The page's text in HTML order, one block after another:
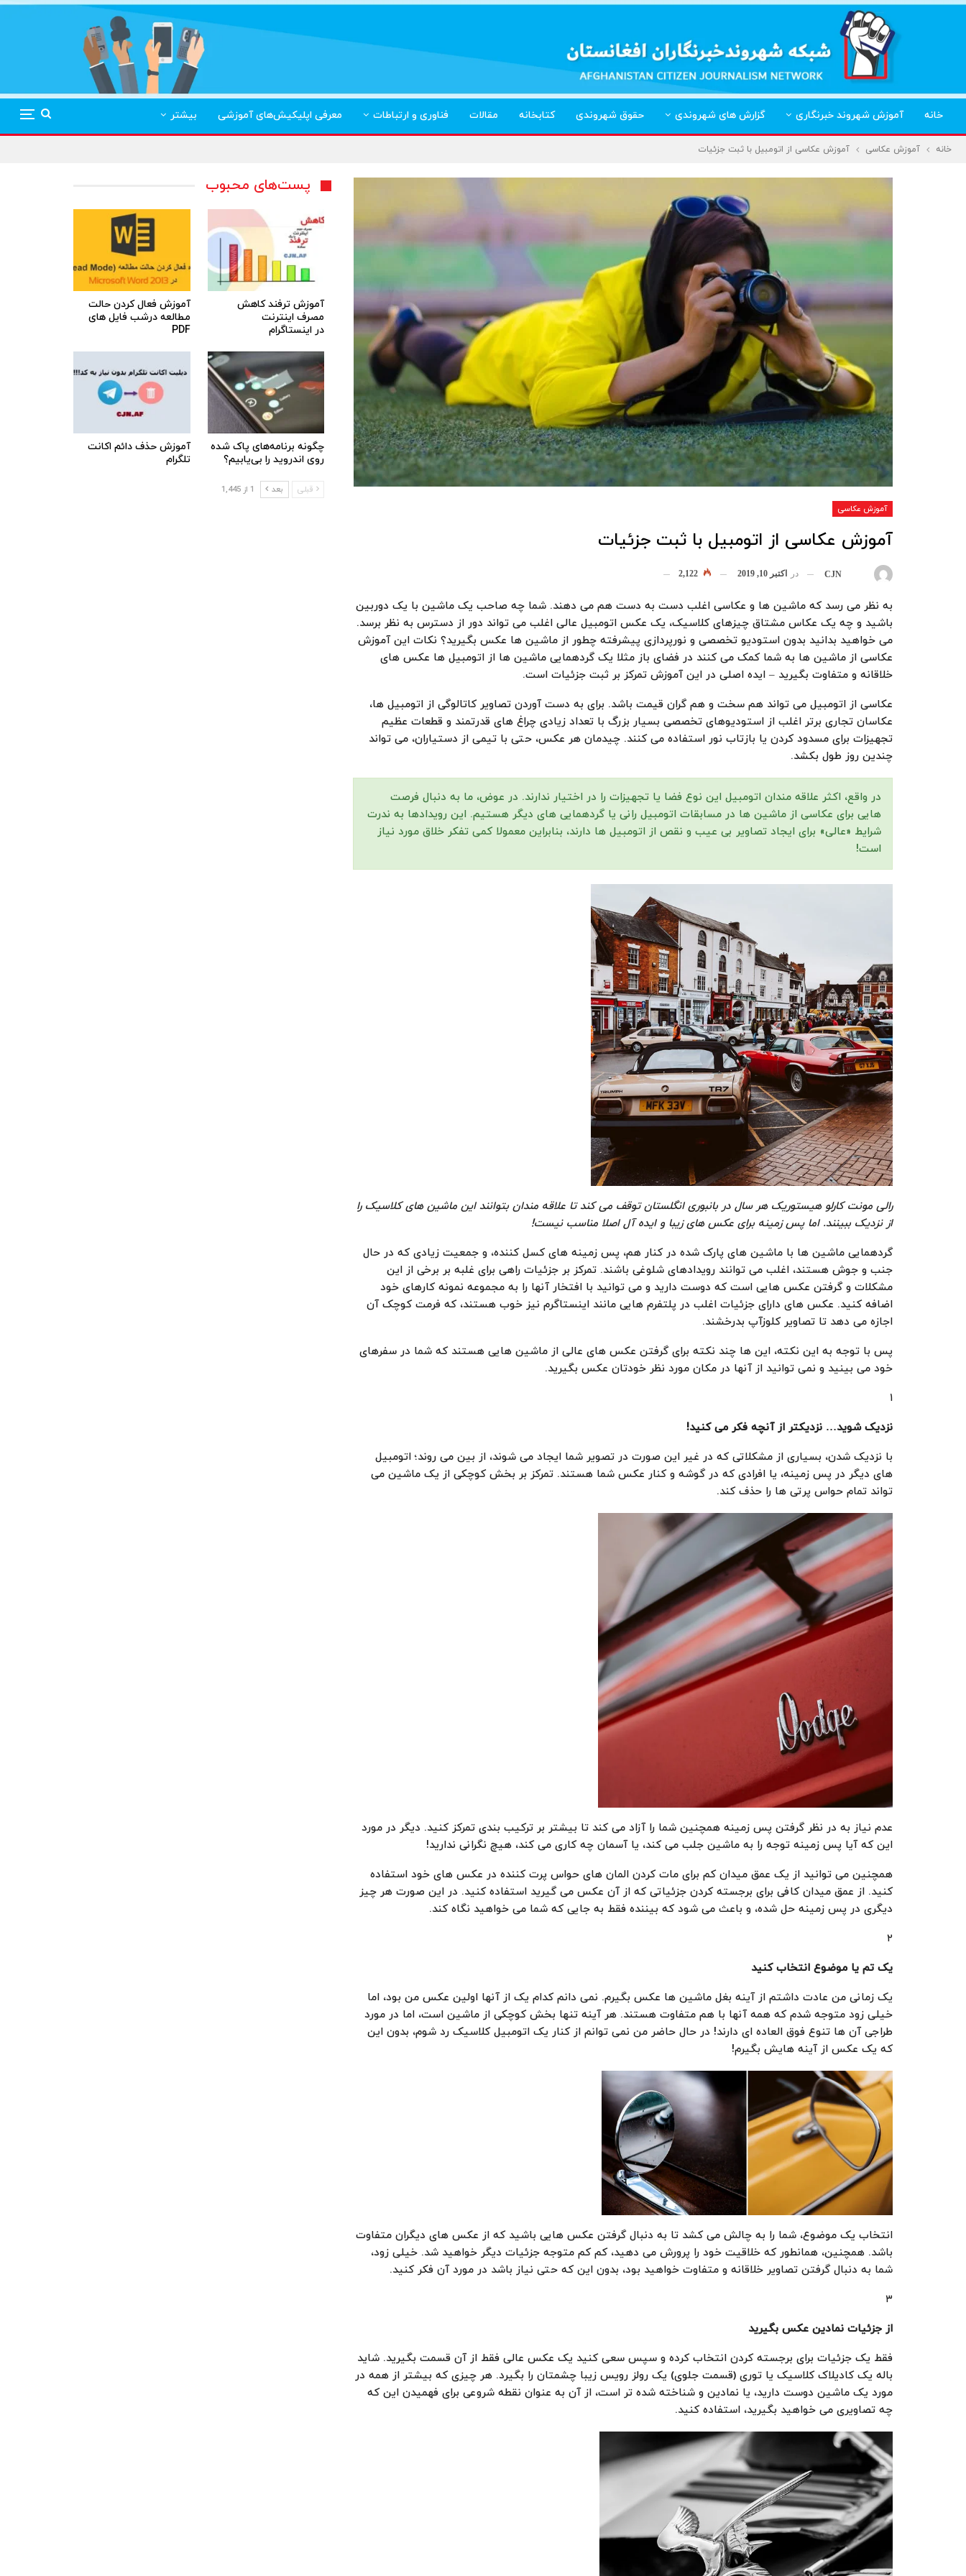
خانه آموزش شهروند خبرنگاری گزارش های شهروندی حقوق شهروندی کتابخانه مقالات فناوری و ارتباطات معرفی اپلیکیش‌های آموزشی بیشتر
خانه آموزش عکاسی آموزش عکاسی از اتومبیل با ثبت جزئیات
آموزش عکاسی
آموزش عکاسی از اتومبیل با ثبت جزئیات
CJN در اکتبر 10, 2019 2,122
به نظر می رسد که ماشین ها و عکاسی اغلب دست به دست هم می دهند. شما چه صاحب یک ماشین با یک دوربین
باشید و چه یک عکاس مشتاق چیزهای کلاسیک، یک عکس اتومبیل عالی اغلب می تواند دور از دسترس به نظر برسد.
می خواهید بدانید بدون استودیو تخصصی و نورپردازی پیشرفته چطور از ماشین ها عکس بگیرید؟ نکات این آموزش
عکاسی از ماشین ها به شما کمک می کنند در فضای باز مثلا یک گردهمایی ماشین ها از اتومبیل ها عکس های
خلاقانه و متفاوت بگیرید – ایده اصلی در این آموزش تمرکز بر ثبت جزئیات است.
عکاسی از اتومبیل می تواند هم سخت و هم گران قیمت باشد. برای به دست آوردن تصاویر کاتالوگی از اتومبیل ها،
عکاسان تجاری برتر اغلب از استودیوهای تخصصی بسیار بزرگ با تعداد زیادی چراغ های قدرتمند و قطعات عظیم
تجهیزات برای مسدود کردن یا بازتاب نور استفاده می کنند. چیدمان هر عکس، حتی با تیمی از دستیاران، می تواند
چندین روز طول بکشد.
در واقع، اکثر علاقه مندان اتومبیل این نوع فضا یا تجهیزات را در اختیار ندارند. در عوض، ما به دنبال فرصت
هایی برای عکاسی از ماشین ها در مسابقات اتومبیل رانی یا گردهمایی های دیگر هستیم. این رویدادها به ندرت
شرایط «عالی» برای ایجاد تصاویر بی عیب و نقص از اتومبیل ها دارند، بنابراین معمولا کمی تفکر خلاق مورد نیاز
است!
رالی مونت کارلو هیستوریک هر سال در بانبوری انگلستان توقف می کند تا علاقه مندان بتوانند این ماشین های کلاسیک را
از نزدیک ببینند. اما پس زمینه برای عکس های زیبا و ایده آل اصلا مناسب نیست!
گردهمایی ماشین ها با ماشین های پارک شده در کنار هم، پس زمینه های کسل کننده، و جمعیت زیادی که در حال
جنب و جوش هستند، اغلب می توانند رویدادهای شلوغی باشند. تمرکز بر جزئیات راهی برای غلبه بر برخی از این
مشکلات و گرفتن عکس هایی است که دوست دارید و می توانید با افتخار آنها را به مجموعه نمونه کارهای خود
اضافه کنید. عکس های دارای جزئیات اغلب در پلتفرم هایی مانند اینستاگرم نیز خوب هستند، که فرمت کوچک آن
اجازه می دهد تا تصاویر کلوزآپ بدرخشند.
پس با توجه به این نکته، این ها چند نکته برای گرفتن عکس های عالی از ماشین هایی هستند که شما در سفرهای
خود می بینید و نمی توانید از آنها در مکان مورد نظر خودتان عکس بگیرید.
۱
نزدیک شوید… نزدیکتر از آنچه فکر می کنید!
با نزدیک شدن، بسیاری از مشکلاتی که در غیر این صورت در تصویر شما ایجاد می شوند، از بین می روند؛ اتومبیل
های دیگر در پس زمینه، یا افرادی که در گوشه و کنار عکس شما هستند. تمرکز بر بخش کوچکی از یک ماشین می
تواند تمام حواس پرتی ها را حذف کند.
عدم نیاز به در نظر گرفتن پس زمینه همچنین شما را آزاد می کند تا بیشتر بر ترکیب بندی تمرکز کنید. دیگر در مورد
این که آیا پس زمینه توجه را به ماشین جلب می کند، یا آسمان چه کاری می کند، هیچ نگرانی ندارید!
همچنین می توانید از یک عمق میدان کم برای مات کردن المان های حواس پرت کننده در عکس های خود استفاده
کنید. از عمق میدان کافی برای برجسته کردن جزئیاتی که از آن عکس می گیرید استفاده کنید. در این صورت هر چیز
دیگری در پس زمینه حل شده، و باعث می شود که بیننده فقط به جایی که شما می خواهید نگاه کند.
۲
یک تم یا موضوع انتخاب کنید
یک زمانی من عادت داشتم از آینه بغل ماشین ها عکس بگیرم. نمی دانم کدام یک از آنها اولین عکس من بود، اما
خیلی زود متوجه شدم که همه آنها با هم متفاوت هستند. هر آینه تنها بخش کوچکی از ماشین است، اما در مورد
طراجی آن ها تنوع فوق العاده ای دارند! در حال حاضر من نمی توانم از کنار یک اتومبیل کلاسیک رد شوم، بدون این
که یک عکس از آینه هایش بگیرم!
انتخاب یک موضوع، شما را به چالش می کشد تا به دنبال گرفتن عکس هایی باشید که از عکس های دیگران متفاوت
باشد. همچنین، همانطور که خلاقیت خود را پرورش می دهید، کم کم متوجه جزئیات دیگر خواهید شد. خیلی زود،
شما به دنبال گرفتن تصاویر خلاقانه و متفاوت خواهید بود، بدون این که حتی نیاز باشد در مورد آن فکر کنید.
۳
از جزئیات نمادین عکس بگیرید
فقط یک جزئیات برای برجسته کردن انتخاب کرده و سپس سعی کنید یک عکس عالی فقط از آن قسمت بگیرید. شاید
باله یک کادیلاک کلاسیک یا توری (قسمت جلوی) یک رولز رویس زیبا چشمتان را بگیرد. هر چیزی که بیشتر از همه در
مورد یک ماشین دوست دارید، یا نمادین و شناخته شده تر است، از آن به عنوان نقطه شروعی برای فهمیدن این که
چه تصاویری می خواهید بگیرید، استفاده کنید.
پست‌های محبوب
آموزش ترفند کاهش
مصرف اینترنت
در اینستاگرام
آموزش فعال کردن حالت
مطالعه درشب فایل های
PDF
چگونه برنامه‌های پاک شده
روی اندروید را بی‌یابیم؟
آموزش حذف دائم اکانت
تلگرام
قبلی بعد 1 از 1,445